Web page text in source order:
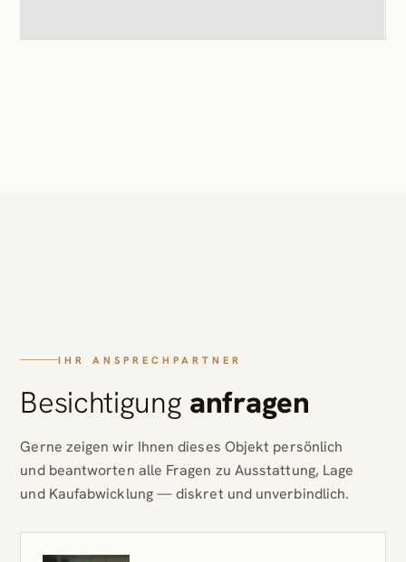
IHR ANSPRECHPARTNER
Besichtigung anfragen
Gerne zeigen wir Ihnen dieses Objekt persönlich
und beantworten alle Fragen zu Ausstattung, Lage
und Kaufabwicklung — diskret und unverbindlich.